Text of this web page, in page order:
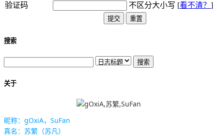
验证码 不区分大小写 [看不清？ ]
搜索
关于
昵称：gOxiA，SuFan
真名：苏繁（苏凡）